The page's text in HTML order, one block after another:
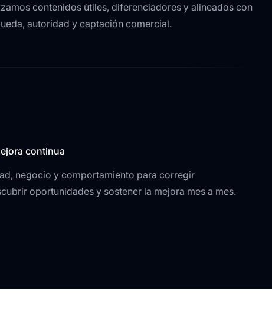
contenidos útiles, diferenciadores y alineados con
autoridad y captación comercial.
continua
negocio y comportamiento para corregir
oportunidades y sostener la mejora mes a mes.